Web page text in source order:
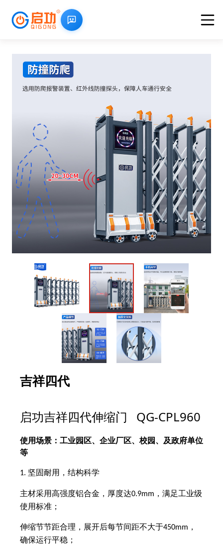
吉祥四代
启功吉祥四代伸缩门 QG-CPL960
使用场景：工业园区、企业厂区、校园、及政府单位
等
1. 坚固耐用，结构科学
主材采用高强度铝合金，厚度达0.9mm ，满足工业级
使用标准；
伸缩节节距合理，展开后每节间距不大于450mm ，
确保运行平稳；